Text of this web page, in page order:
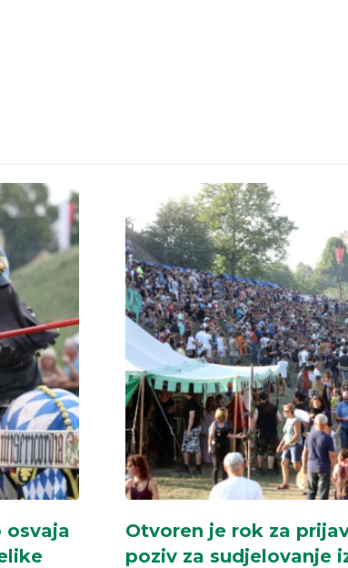
osvaja
Otvoren je rok za
poziv za sudjelovanje